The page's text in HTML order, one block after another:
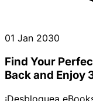
01 Jan 2030
Find Your
Back and Enjoy
¡Desbloquea